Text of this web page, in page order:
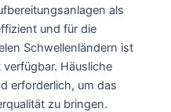
als
und für die
Schwellenländern ist
Häusliche
erforderlich, um das
zu bringen.